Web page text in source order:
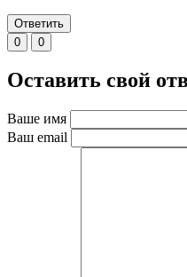
Ответить
0
0
Оставить свой
Ваше имя
Ваш email